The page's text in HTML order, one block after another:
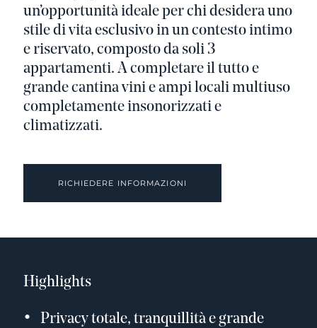
un’opportunità ideale per chi desidera uno
stile di vita esclusivo in un contesto intimo
e riservato, composto da soli 3
appartamenti. A completare il tutto e
grande cantina vini e ampi locali multiuso
completamente insonorizzati e
climatizzati.
RICHIEDERE INFORMAZIONI
Highlights
Privacy totale, tranquillità e grande